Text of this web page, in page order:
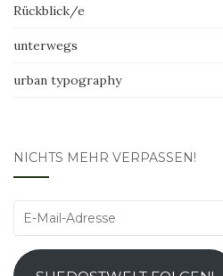
Rückblick/e
unterwegs
urban typography
NICHTS MEHR VERPASSEN!
E-
Adresse